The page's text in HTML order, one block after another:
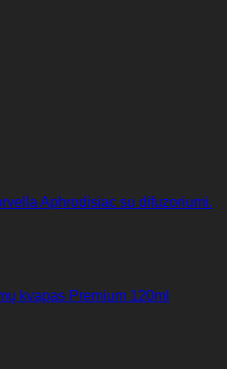
kvapas Premium 120ml